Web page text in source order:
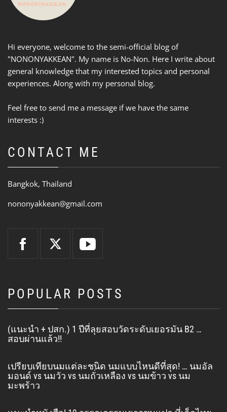
Hi everyone, welcome to the semi-official blog of
"NONONYAKKEAN". My name is No-Non. Here I write about
general knowledge that my interested topics and personal
experiences. Along with my personal blog.
Feel free to send me a message if we have the same
interests :)
CONTACT ME
Bangkok, Thailand
nononyakkean@gmail.com
POPULAR POSTS
(แนะนำ + ปสก.) 1 ปีที่ลุยสอบวัดระดับเยอรมัน B2 …
สอบผ่านแล้ว!!
เปรียบเทียบนมแต่ละชนิด นมแบบไหนดีที่สุด! … นมอัล
มอนด์ vs นมวัว vs นมถั่วเหลือง vs นมข้าว vs นม
มะพร้าว